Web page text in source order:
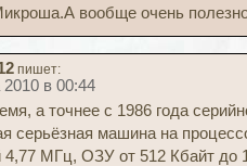
вообще очень
пишет:
2010 в 00:44
а точнее с 1986 года
серьёзная машина на
4,77 МГц, ОЗУ от 512 Кбайт до